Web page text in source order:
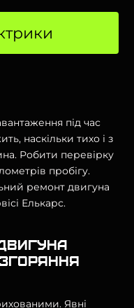
під час
наскільки тихо і з
Робити перевірку
пробігу.
ремонт двигуна
Елькарс.
Явні